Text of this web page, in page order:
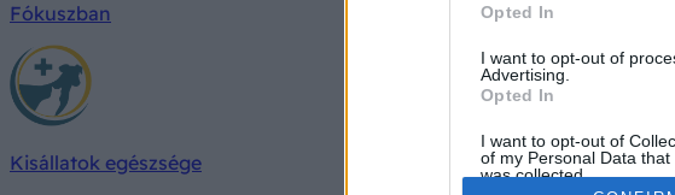
Opted In
I want to opt-out of
Advertising.
Opted In
I want to opt-out of
of my Personal Data
was collected.
Fókuszban
Kisállatok egészsége